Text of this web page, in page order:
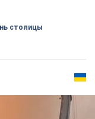
столицы